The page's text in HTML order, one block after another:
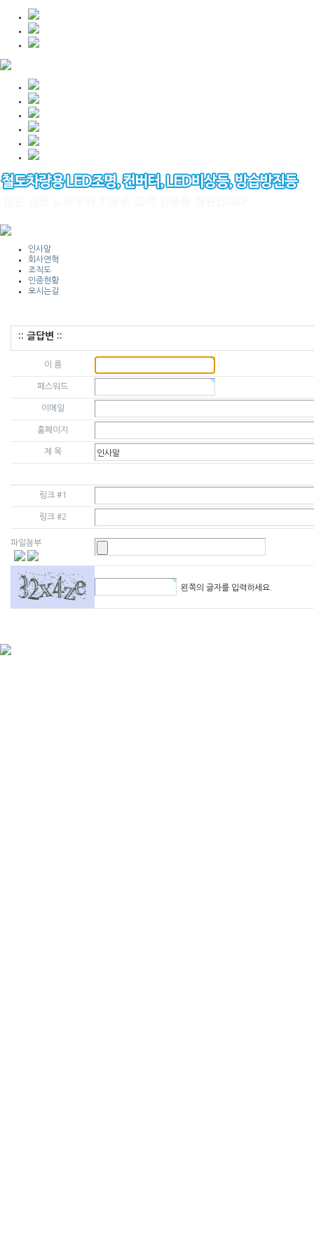
인사말
회사연혁
조직도
인증현황
오시는길
:: 글답변 ::
이 름
패스워드
이메일
홈페이지
제 목
링크 #1
링크 #2
파일첨부
왼쪽의 글자를 입력하세요.